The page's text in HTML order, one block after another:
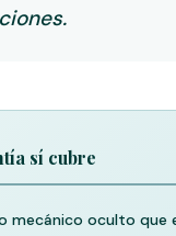
sí cubre
mecánico oculto que